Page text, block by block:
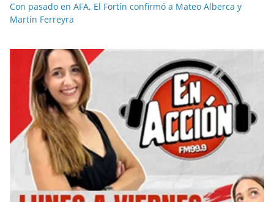
Con pasado en AFA, El Fortín confirmó a Mateo Alberca y
Martín Ferreyra